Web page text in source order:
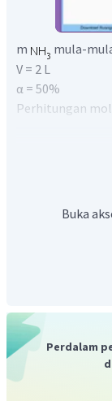
m
mula-
V = 2 L
α = 50%
Perhitungan mol
Sedangkan mol
Buka
Perdalam